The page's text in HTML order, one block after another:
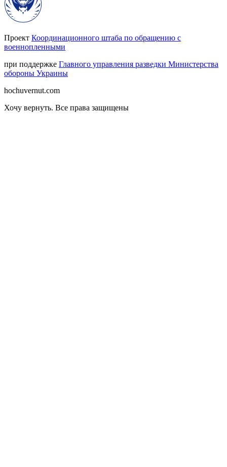
Проект Координационного штаба по обращению с
военнопленными
при поддержке Главного управления разведки Министерства
обороны Украины
hochuvernut.com
Хочу вернуть. Все права защищены